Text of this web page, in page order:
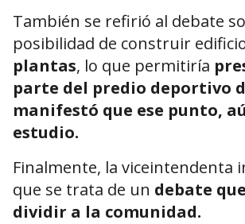
También se refirió al debate
posibilidad de construir
plantas, lo que permitiría
parte del predio deportivo
manifestó que ese punto,
estudio.
Finalmente, la viceintendenta
que se trata de un debate
dividir a la comunidad.